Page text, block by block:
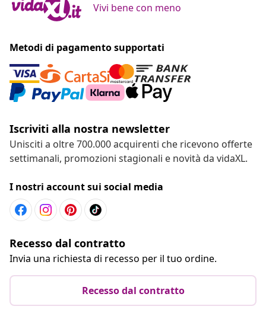
Vivi bene con meno
Metodi di pagamento supportati
Iscriviti alla nostra newsletter
Unisciti a oltre 700.000 acquirenti che ricevono offerte
settimanali, promozioni stagionali e novità da vidaXL.
I nostri account sui social media
Recesso dal contratto
Invia una richiesta di recesso per il tuo ordine.
Recesso dal contratto